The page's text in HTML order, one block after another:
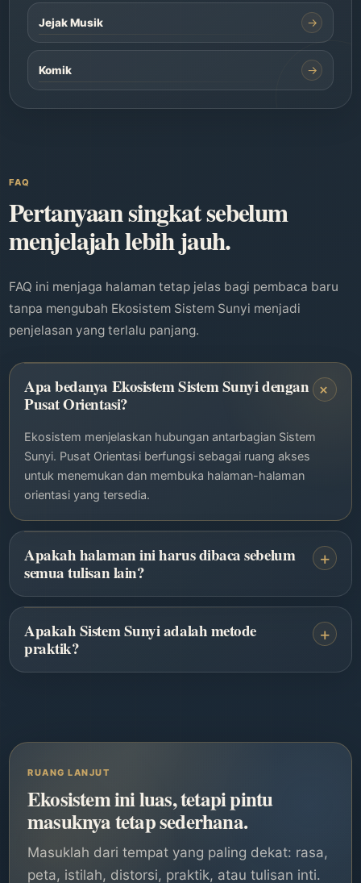
Jejak Musik →
Komik →
FAQ
Pertanyaan singkat sebelum
menjelajah lebih jauh.
FAQ ini menjaga halaman tetap jelas bagi pembaca baru
tanpa mengubah Ekosistem Sistem Sunyi menjadi
penjelasan yang terlalu panjang.
Apa bedanya Ekosistem Sistem Sunyi dengan
Pusat Orientasi?
+
Ekosistem menjelaskan hubungan antarbagian Sistem
Sunyi. Pusat Orientasi berfungsi sebagai ruang akses
untuk menemukan dan membuka halaman-halaman
orientasi yang tersedia.
Apakah halaman ini harus dibaca sebelum
semua tulisan lain?
+
Apakah Sistem Sunyi adalah metode
praktik?
+
RUANG LANJUT
Ekosistem ini luas, tetapi pintu
masuknya tetap sederhana.
Masuklah dari tempat yang paling dekat: rasa,
peta, istilah, distorsi, praktik, atau tulisan inti.